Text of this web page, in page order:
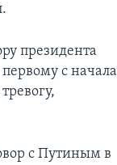
президента
с начала
с Путиным в